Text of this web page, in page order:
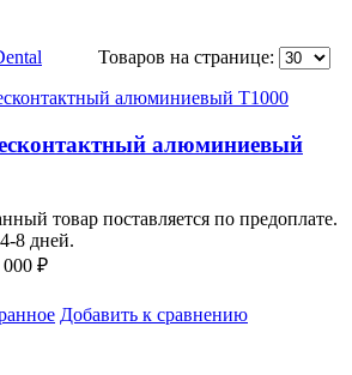
Товаров на странице:
алюминиевый
товар поставляется по предоплате.
8 дней.
000 ₽
Добавить к сравнению